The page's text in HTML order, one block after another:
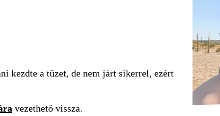
kezdte a tüzet, de nem járt sikerrel, ezért
vezethető vissza.